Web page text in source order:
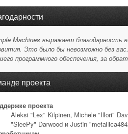
Machines выражает благодарность
Это было бы невозможно без
программного обеспечения, за
проекта
проекта
Aleksi "Lex" Kilpinen, Michele "Illori"
"SleePy" Darwood и Justin